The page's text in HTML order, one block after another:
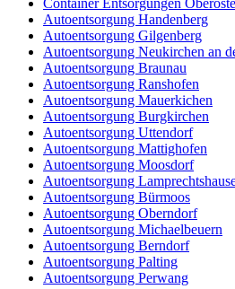
Container Entsorgungen
Autoentsorgung Handenberg
Autoentsorgung Gilgenberg
Autoentsorgung Neukirchen an
Autoentsorgung Braunau
Autoentsorgung Ranshofen
Autoentsorgung Mauerkichen
Autoentsorgung Burgkirchen
Autoentsorgung Uttendorf
Autoentsorgung Mattighofen
Autoentsorgung Moosdorf
Autoentsorgung
Autoentsorgung Bürmoos
Autoentsorgung Oberndorf
Autoentsorgung Michaelbeuern
Autoentsorgung Berndorf
Autoentsorgung Palting
Autoentsorgung Perwang